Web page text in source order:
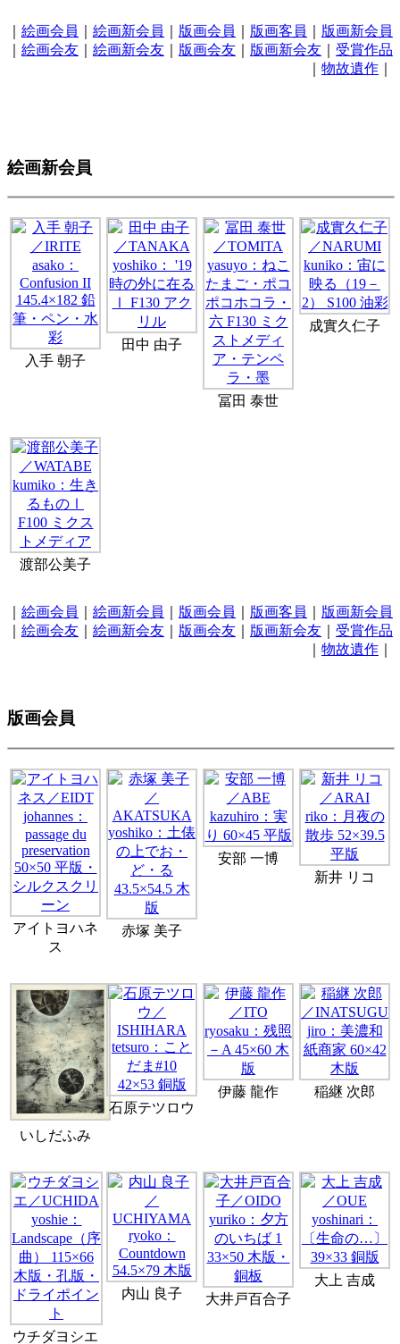
絵画会員 絵画新会員 版画会員 版画客員
版画新会員
絵画会友 絵画新会友 版画会友 版画新会友
受賞作品
物故遺作
絵画新会員
入手 朝子
田中 由子
冨田 泰世
成實久仁子
渡部公美子
絵画会員 絵画新会員 版画会員 版画客員
版画新会員
絵画会友 絵画新会友 版画会友 版画新会友
受賞作品
物故遺作
版画会員
アイトヨハネ
ス
赤塚 美子
安部 一博
新井 リコ
いしだふみ
石原テツロウ
伊藤 龍作 稲継 次郎
ウチダヨシエ
内山 良子 大井戸百合子
大上 吉成